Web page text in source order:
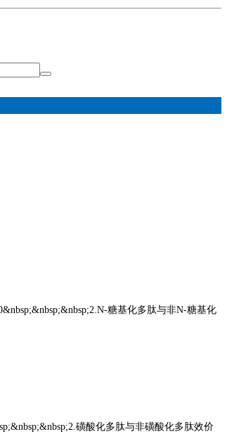
糖基化多肽与非N-糖基化
磺酸化多肽与非磺酸化多肽效价